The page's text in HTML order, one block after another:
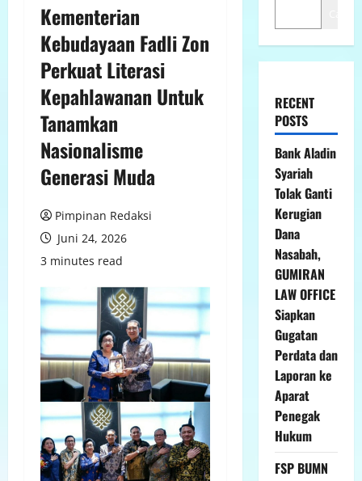
Kementerian
Kebudayaan Fadli Zon
Perkuat Literasi
Kepahlawanan Untuk
Tanamkan
Nasionalisme
Generasi Muda
Pimpinan Redaksi
Juni 24, 2026
3 minutes read
RECENT
POSTS
Bank Aladin
Syariah
Tolak Ganti
Kerugian
Dana
Nasabah,
GUMIRAN
LAW OFFICE
Siapkan
Gugatan
Perdata dan
Laporan ke
Aparat
Penegak
Hukum
FSP BUMN